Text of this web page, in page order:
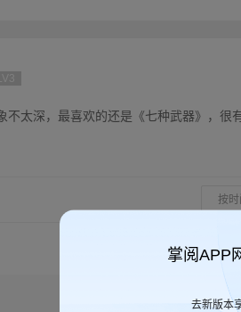
不太深，最喜欢的还是《七种武器》，很
按
掌阅APP
去新版本